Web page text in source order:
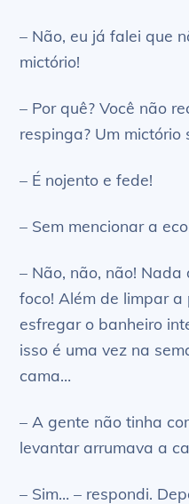
– Não, eu já falei que
mictório!
– Por quê? Você não
respinga? Um
– É nojento e fede!
– Sem mencionar a
– Não, não, não! Nada
foco! Além de limpar
esfregar o banheiro
isso é uma vez na
cama…
– A gente não tinha
levantar arrumava a
– Sim… – respondi.